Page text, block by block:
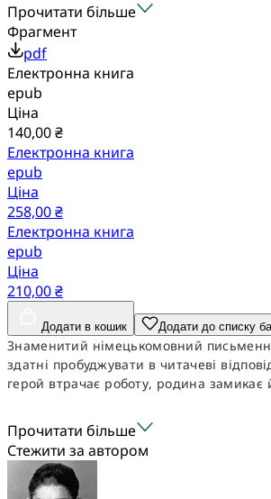
Прочитати більше
Фрагмент
pdf
Електронна книга
epub
Ціна
140,00 ₴
Електронна книга
epub
Ціна
258,00 ₴
Електронна книга
epub
Ціна
210,00 ₴
Додати в кошик Додати до списку
Знаменитий німецькомовний
здатні пробуджувати в читачеві
герой втрачає роботу, родина замикає
Прочитати більше
Стежити за автором